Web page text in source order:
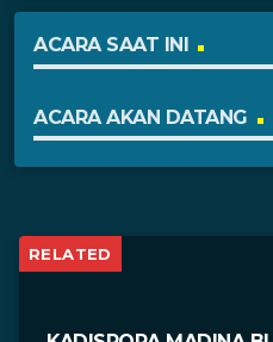
ACARA SAAT INI
ACARA AKAN DATANG
RELATED